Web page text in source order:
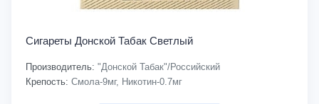
Сигареты Донской Табак Светлый
Производитель: "Донской Табак"/Российский
Крепость: Смола-9мг, Никотин-0.7мг